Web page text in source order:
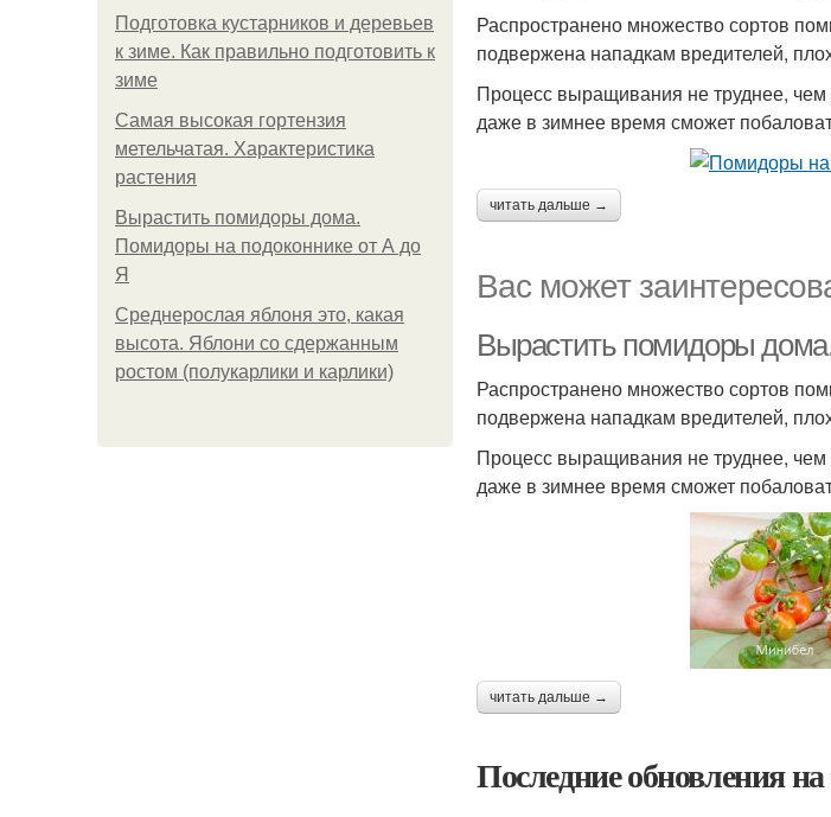
Подготовка кустарников и деревьев
к зиме. Как правильно подготовить к
зиме
Самая высокая гортензия
метельчатая. Характеристика
растения
Вырастить помидоры дома.
Помидоры на подоконнике от А до
Я
Среднерослая яблоня это, какая
высота. Яблони со сдержанным
ростом (полукарлики и карлики)
Распространено множество сортов
подвержена нападкам вредителей,
Процесс выращивания не труднее, чем
даже в зимнее время сможет
читать дальше →
Вас может
Вырастить помидоры
Распространено множество сортов
подвержена нападкам вредителей,
Процесс выращивания не труднее, чем
даже в зимнее время сможет
читать дальше →
Последние обновления на